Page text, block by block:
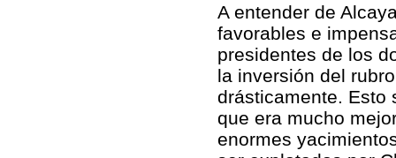
A entender de
favorables e
presidentes de los
la inversión del
drásticamente. Esto
que era mucho
enormes